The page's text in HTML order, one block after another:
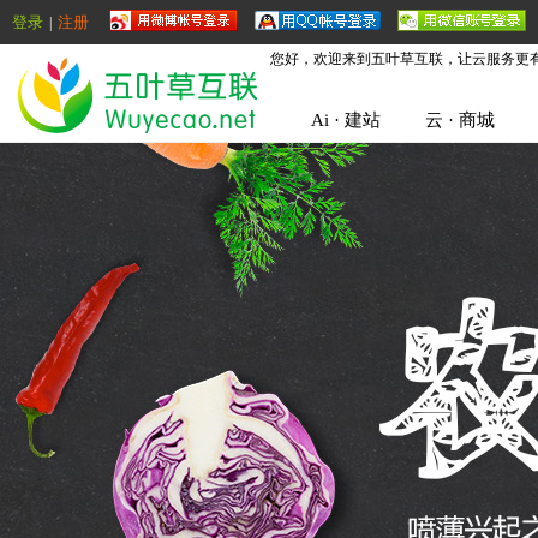
登录 注册
您好，欢迎来到五叶草互联，让云服务更
Ai · 建站 云 · 商城